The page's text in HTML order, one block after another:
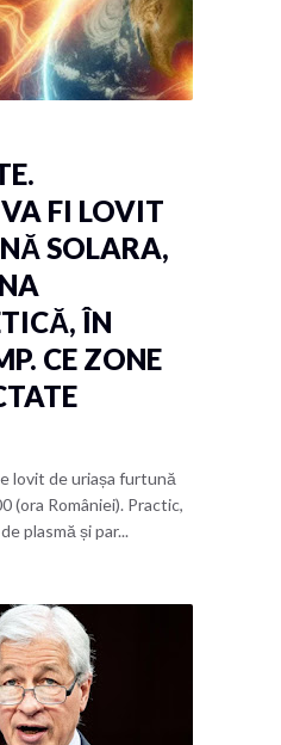
FI LOVIT
SOLARA,
ÎN
CE ZONE
lovit de uriașa furtună
(ora României). Practic,
plasmă și par...